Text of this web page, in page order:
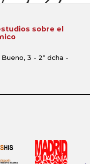
sobre el
3 - 2º dcha -